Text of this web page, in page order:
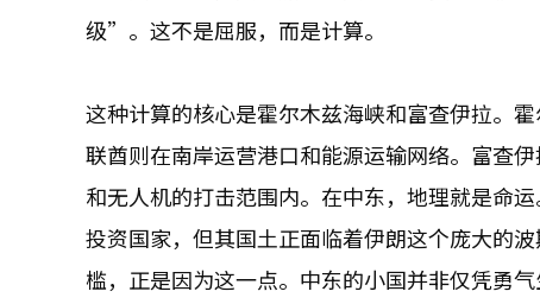
级”。这不是屈服，而是计算。
这种计算的核心是霍尔木兹海峡和富查伊拉。
联酋则在南岸运营港口和能源运输网络。富查
和无人机的打击范围内。在中东，地理就是命
投资国家，但其国土正面临着伊朗这个庞大的
槛，正是因为这一点。中东的小国并非仅凭勇气